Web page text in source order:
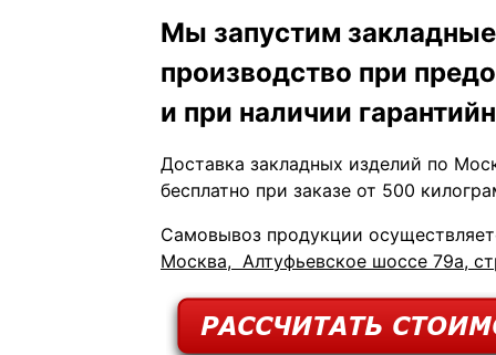
Мы запустим
производство при
и при наличии
Доставка закладных изделий по
бесплатно при заказе от 500
Самовывоз продукции
Москва, Алтуфьевское шоссе 79а,